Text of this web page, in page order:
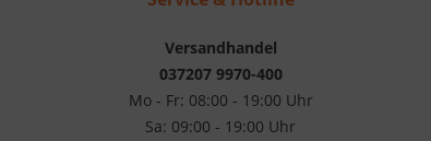
Versandhandel
037207 9970-400
Mo - Fr: 08:00 - 19:00 Uhr
Sa: 09:00 - 19:00 Uhr